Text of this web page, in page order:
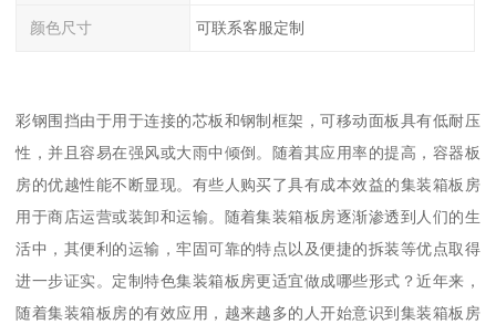
颜色尺寸 可联系客服定制
彩钢围挡由于用于连接的芯板和钢制框架，可移动面板具有低耐压
性，并且容易在强风或大雨中倾倒。随着其应用率的提高，容器板
房的优越性能不断显现。有些人购买了具有成本效益的集装箱板房
用于商店运营或装卸和运输。随着集装箱板房逐渐渗透到人们的生
活中，其便利的运输，牢固可靠的特点以及便捷的拆装等优点取得
进一步证实。定制特色集装箱板房更适宜做成哪些形式？近年来，
随着集装箱板房的有效应用，越来越多的人开始意识到集装箱板房